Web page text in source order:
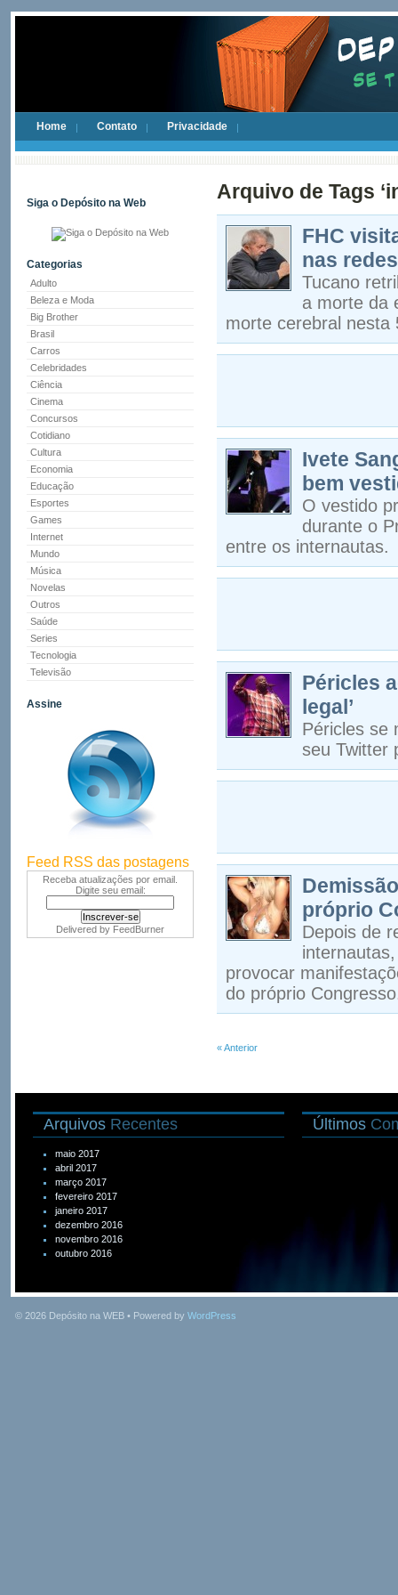
Home Contato Privacidade
Siga o Depósito na Web
Categorias
Adulto
Beleza e Moda
Big Brother
Brasil
Carros
Celebridades
Ciência
Cinema
Concursos
Cotidiano
Cultura
Economia
Educação
Esportes
Games
Internet
Mundo
Música
Novelas
Outros
Saúde
Series
Tecnologia
Televisão
Assine
Feed RSS das postagens
Receba atualizações por email.
Digite seu email:
Delivered by FeedBurner
Arquivo de Tags
FHC
nas
Tucano
a morte da
morte cerebral nesta
Ivete
bem
O vestido
durante o
entre os internautas.
Péricles
legal’
Péricles se
seu Twitter
próprio
Depois de
provocar
do próprio
« Anterior
Arquivos Recentes
maio 2017
abril 2017
março 2017
fevereiro 2017
janeiro 2017
dezembro 2016
novembro 2016
outubro 2016
Últimos
© 2026 Depósito na WEB • Powered by WordPress